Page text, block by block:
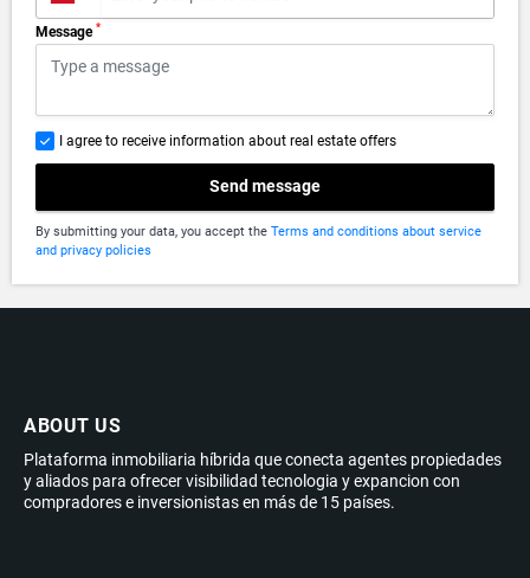
Message *
I agree to receive information about real estate offers
Send message
By submitting your data, you accept the Terms and conditions about service
and privacy policies
ABOUT US
Plataforma inmobiliaria híbrida que conecta agentes propiedades
y aliados para ofrecer visibilidad tecnologia y expancion con
compradores e inversionistas en más de 15 países.